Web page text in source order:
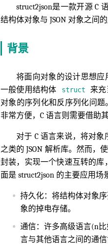
struct2json是一款开源 C
结构体对象与 JSON 对象之间
背景
将面向对象的设计思想应
一般使用结构体
struct
来
对象的序列化和反序列化问
非常方便，C 语言则需要借助
对于 C 语言来说，将对象
之类的 JSON 解析库。然而，
封装，实现一个快速互转的库
面是 struct2json 的主要应用场
持久化：将结构体对象
象的掉电存储。
通信：许多高级语言(n比
言与其他语言之间的通信